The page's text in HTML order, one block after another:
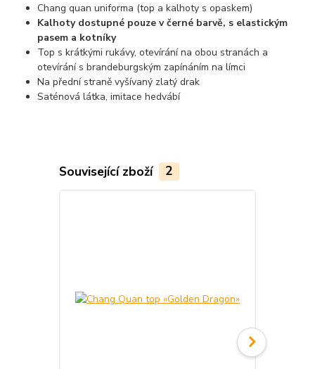
Chang quan uniforma (top a kalhoty s opaskem)
Kalhoty dostupné pouze v černé barvě, s elastickým
pasem a kotníky
Top s krátkými rukávy, otevírání na obou stranách a
otevírání s brandeburgským zapínáním na límci
Na přední straně vyšívaný zlatý drak
Saténová látka, imitace hedvábí
Související zboží 2